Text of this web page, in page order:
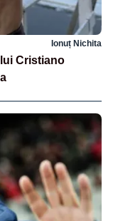
Ionuț Nichita
Cristiano